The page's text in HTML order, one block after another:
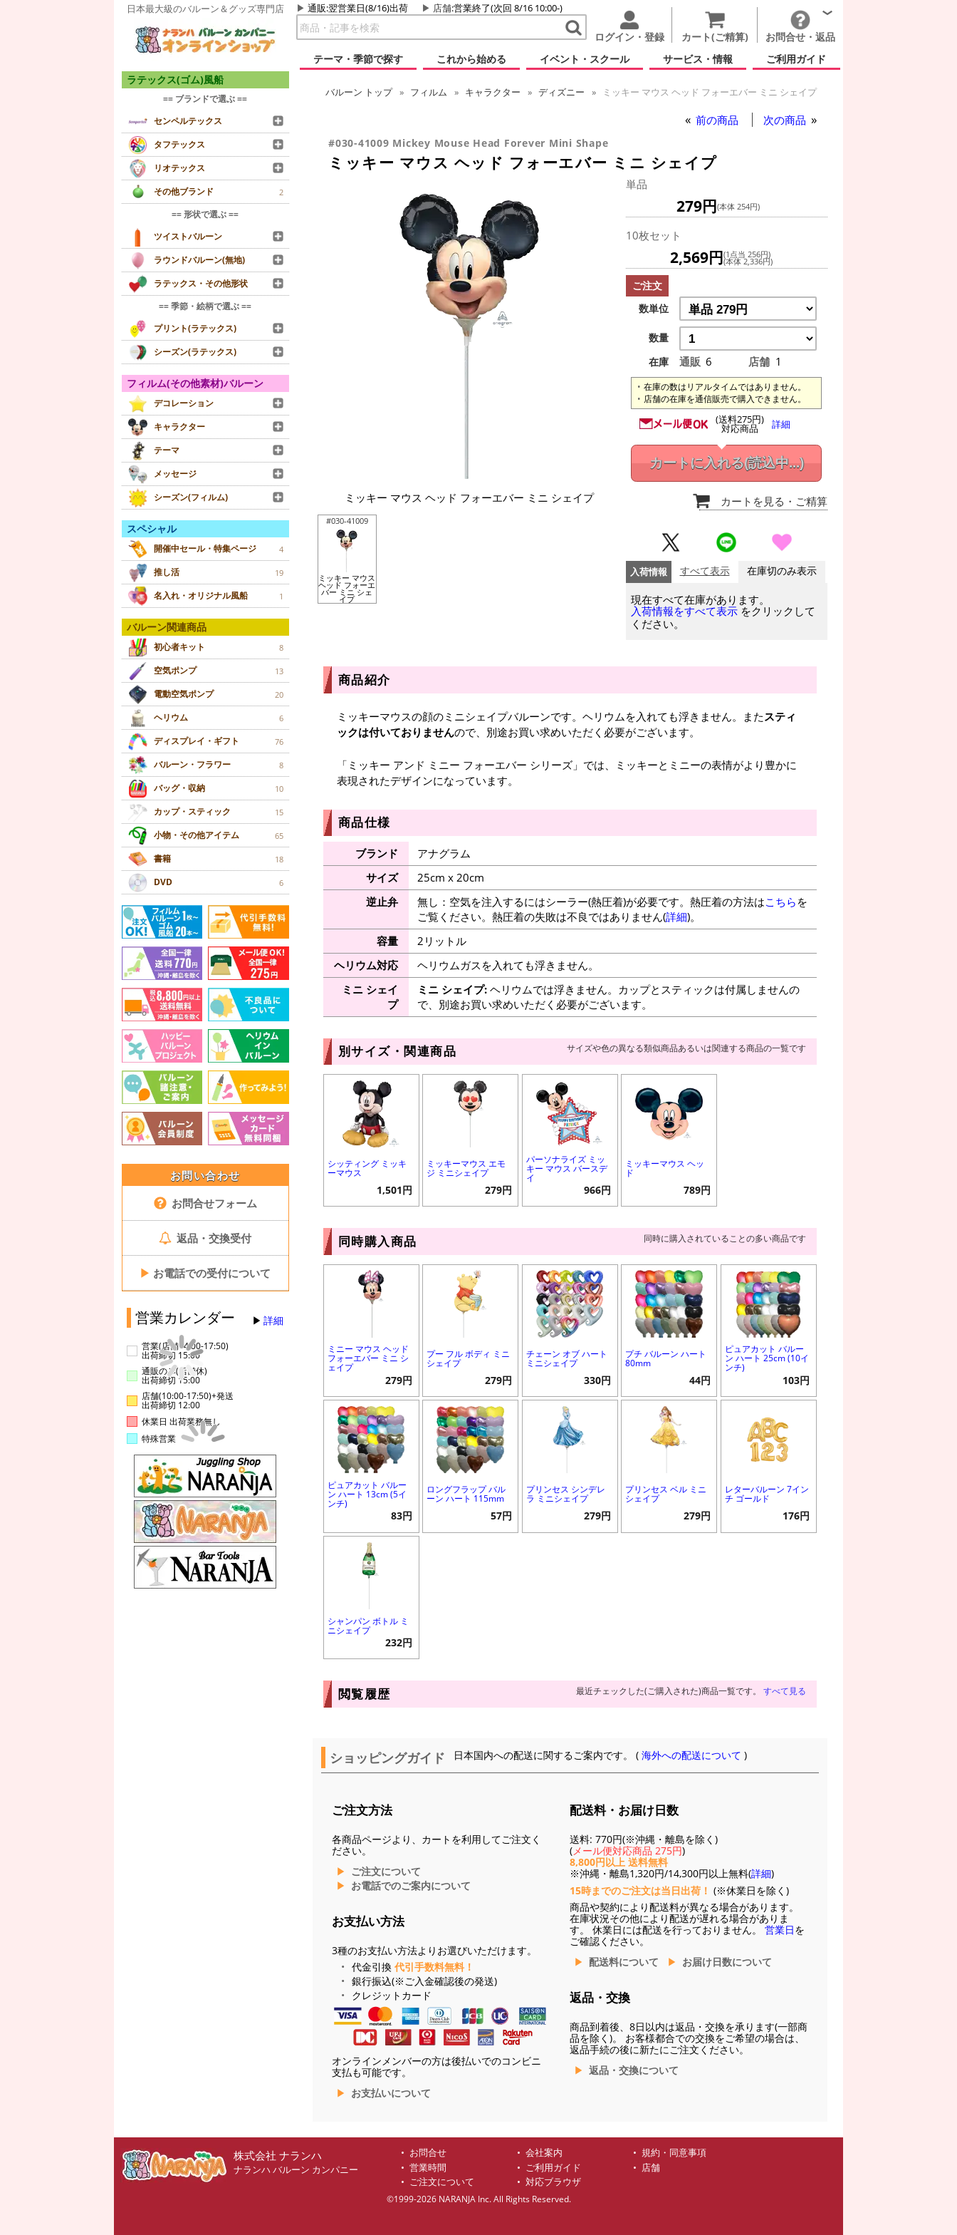
日本最大級のバルーン＆グッズ専門店 通販:翌営業日(8/16)出荷 店舗:営業終了(次回 8/16 10:00-)
ログイン・登録 カート(ご精算)
お問合せ・返品
テーマ・季節で探す
これから始める イベント・スクール サービス・情報 ご利用ガイド
ラテックス(ゴム)風船
== ブランドで選ぶ ==
センペルテックス
タフテックス
リオテックス
その他ブランド
2
== 形状で選ぶ ==
ツイストバルーン
ラウンドバルーン(無地)
ラテックス・その他形状
== 季節・絵柄で選ぶ ==
プリント(ラテックス)
シーズン(ラテックス)
フィルム(その他素材)バルーン
デコレーション
キャラクター
テーマ
メッセージ
シーズン(フィルム)
スペシャル
開催中セール・特集ページ 4
推し活 19
名入れ・オリジナル風船 1
バルーン関連商品
初心者キット 8
空気ポンプ 13
電動空気ポンプ 20
ヘリウム 6
ディスプレイ・ギフト 76
バルーン・フラワー 8
バッグ・収納 10
カップ・スティック 15
小物・その他アイテム 65
書籍 18
DVD 6
お問い合わせ
お問合せフォーム
返品・交換受付
▶ お電話での受付について
営業カレンダー 詳細
営業(店舗14:00-17:50)
出荷締切 15:00
通販のみ(店舗休)
出荷締切 15:00
店舗(10:00-17:50)+発送
出荷締切 12:00
休業日 出荷業務無し
特殊営業
バルーン トップ フィルム キャラクター ディズニー ミッキー マウス ヘッド フォーエバー ミニ シェイプ
前の商品 次の商品
#030-41009 Mickey Mouse Head Forever Mini Shape
ミッキー マウス ヘッド フォーエバー ミニ シェイプ
ミッキー マウス ヘッド フォーエバー ミニ シェイプ
#030-41009
ミッキー マウス
ヘッド フォーエ
バー ミニ シェ
イプ
単品
279円(本体 254円)
10枚セット
2,569円(1点当 256円)
(本体 2,336円)
ご注文
数単位
数量
在庫
通販 6 店舗 1
在庫の数はリアルタイムではありません。
店舗の在庫を通信販売で購入できません。
(送料275円)
対応商品 詳細
カートに入れる(読込中...)
カートを見る ・ご精算
入荷情報 すべて表示 在庫切のみ表示
現在すべて在庫があります。
入荷情報をすべて表示 をクリックして
ください。
商品紹介
ミッキーマウスの顔のミニシェイプバルーンです。ヘリウムを入れても浮きません。また スティ
ックは付いておりませんので、別途お買い求めいただく必要がございます。
「ミッキー アンド ミニー フォーエバー シリーズ」では、ミッキーとミニーの表情がより豊かに
表現されたデザインになっています。
商品仕様
ブランド
アナグラム
サイズ
25cm x 20cm
逆止弁
無し：空気を注入するにはシーラー(熱圧着)が必要です。熱圧着の方法はこちら を
ご覧ください。熱圧着の失敗は不良ではありません(詳細)。
容量
2リットル
ヘリウム対応
ヘリウムガスを入れても浮きません。
ミニ シェイ
プ
ミニ シェイプ:ヘリウムでは浮きません。カップとスティックは付属しませんの
で、別途お買い求めいただく必要がございます。
別サイズ・関連商品 サイズや色の異なる類似商品あるいは関連する商品の一覧です
シッティング ミッキ
ーマウス
1,501円
ミッキーマウス エモ
ジ ミニシェイプ
279円
パーソナライズ ミッ
キー マウス バースデ
イ
966円
ミッキーマウス ヘッ
ド
789円
同時購入商品 同時に購入されていることの多い商品です
ミニー マウス ヘッド
フォーエバー ミニ シ
ェイプ
279円
プー フル ボディ ミニ
シェイプ
279円
チェーン オブ ハート
ミニシェイプ
330円
プチ バルーン ハート
80mm
44円
ピュアカット バルー
ン ハート 25cm (10イ
ンチ)
103円
ピュアカット バルー
ン ハート 13cm (5イ
ンチ)
83円
ロングフラップ バル
ーン ハート 115mm
57円
プリンセス シンデレ
ラ ミニシェイプ
279円
プリンセス ベル ミニ
シェイプ
279円
レターバルーン 7イン
チ ゴールド
176円
シャンパン ボトル ミ
ニシェイプ
232円
閲覧履歴 最近チェックした(ご購入された)商品一覧です。 すべて見る
ショッピングガイド 日本国内への配送に関するご案内です。 (海外への配送について )
ご注文方法
各商品ページより、カートを利用してご注文く
ださい。
ご注文について
お電話でのご案内について
お支払い方法
3種のお支払い方法よりお選びいただけます。
代金引換 代引手数料無料！
銀行振込(※ご入金確認後の発送)
クレジットカード
オンラインメンバーの方は後払いでのコンビニ
支払も可能です。
お支払いについて
配送料・お届け日数
送料: 770円(※沖縄・離島を除く)
(メール便対応商品 275円)
8,800円以上 送料無料
※沖縄・離島1,320円/14,300円以上無料(詳細)
15時までのご注文は当日出荷！ (※休業日を除く)
商品や契約により配送料が異なる場合があります。
在庫状況その他により配送が遅れる場合がありま
す。 休業日には配送を行っておりません。 営業日を
ご確認ください。
配送料について
お届け日数について
返品・交換
商品到着後、8日以内は返品・交換を承ります(一部商
品を除く)。 お客様都合での交換をご希望の場合は、
返品手続の後に新たにご注文ください。
返品・交換について
株式会社 ナランハ
ナランハ バルーン カンパニー
お問合せ 会社案内
規約・同意事項
営業時間
ご利用ガイド
店舗
ご注文について
対応ブラウザ
©1999-2026 NARANJA Inc. All Rights Reserved.